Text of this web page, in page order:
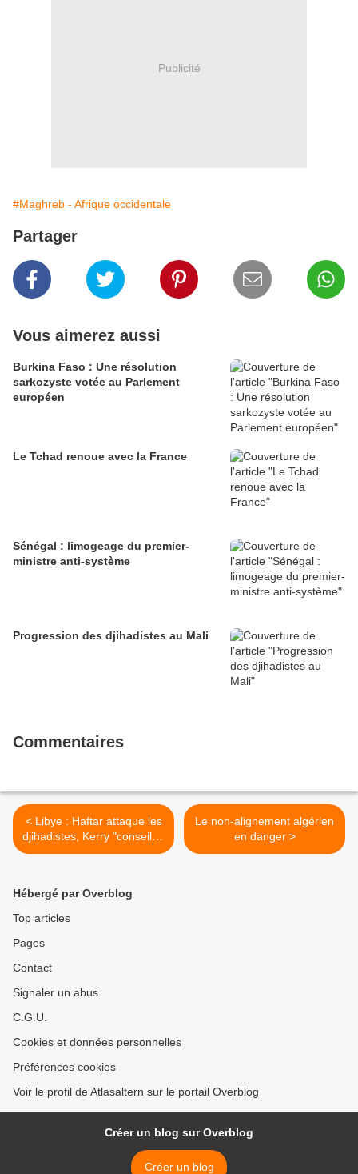
Publicité
#Maghreb - Afrique occidentale
Partager
Vous aimerez aussi
Burkina Faso : Une résolution
sarkozyste votée au Parlement
européen
Le Tchad renoue avec la France
Sénégal : limogeage du premier-
ministre anti-système
Progression des djihadistes au Mali
Commentaires
< Libye : Haftar attaque les
djihadistes, Kerry "conseille"
le gouvernement
Le non-alignement algérien
en danger >
Hébergé par Overblog
Top articles
Pages
Contact
Signaler un abus
C.G.U.
Cookies et données personnelles
Préférences cookies
Voir le profil de Atlasaltern sur le portail Overblog
Créer un blog sur Overblog
Créer un blog